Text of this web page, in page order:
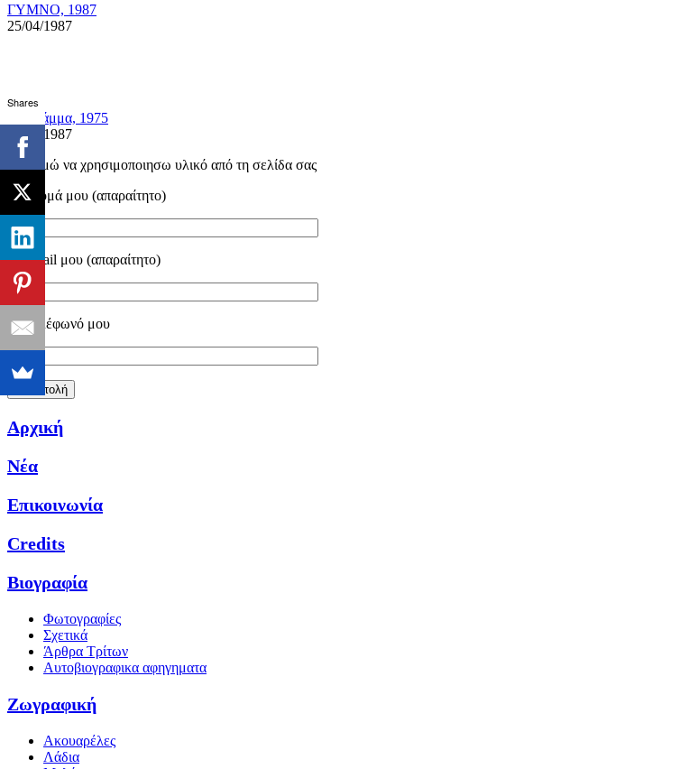
ΓΥΜΝΟ, 1987
25/04/1987
Το Γράμμα, 1975
25/04/1987
Επιθυμώ να χρησιμοποιησω υλικό από τη σελίδα σας
Το όνομά μου (απαραίτητο)
Το email μου (απαραίτητο)
Το τηλέφωνό μου
Αρχική
Νέα
Επικοινωνία
Credits
Βιογραφία
Φωτογραφίες
Σχετικά
Άρθρα Τρίτων
Αυτοβιογραφικα αφηγηματα
Ζωγραφική
Ακουαρέλες
Λάδια
Shares